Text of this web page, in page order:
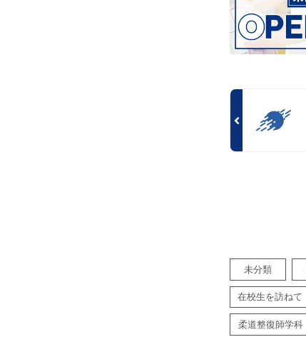
未分類
在校生を訪ねて
柔道整復師学科